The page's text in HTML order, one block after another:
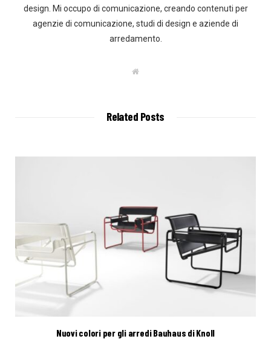
design. Mi occupo di comunicazione, creando contenuti per
agenzie di comunicazione, studi di design e aziende di
arredamento.
W
Related Posts
Nuovi colori per gli arredi Bauhaus di Knoll